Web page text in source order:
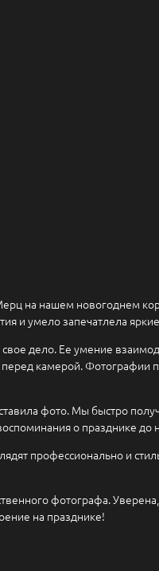
на нашем новогоднем
и умело запечатлела
дело. Ее умение
перед камерой.
фото. Мы быстро
о празднике
профессионально и
фотографа.
на празднике!